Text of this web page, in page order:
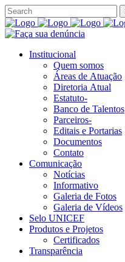
Institucional
Quem somos
Áreas de Atuação
Diretoria Atual
Estatuto-
Banco de Talentos
Parceiros-
Editais e Portarias
Documentos
Contato
Comunicação
Notícias
Informativo
Galeria de Fotos
Galeria de Vídeos
Selo UNICEF
Produtos e Projetos
Certificados
Transparência